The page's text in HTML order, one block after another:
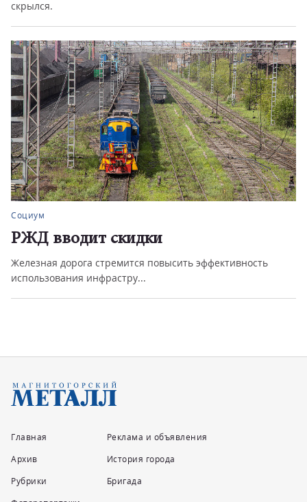
скрылся.
Социум
РЖД вводит скидки
Железная дорога стремится повысить эффективность
использования инфрастру...
Главная
Архив
Рубрики
Реклама и объявления
История города
Бригада